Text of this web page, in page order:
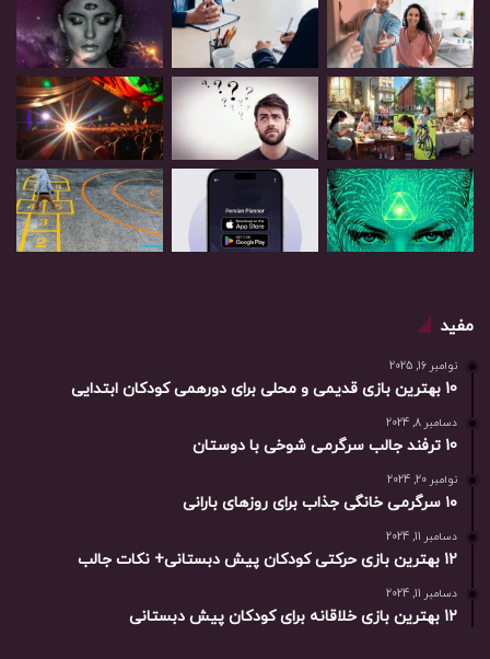
مفید
نوامبر 16, 2025
10 بهترین بازی‌ قدیمی و محلی برای دورهمی کودکان ابتدایی
دسامبر 8, 2024
10 ترفند جالب سرگرمی شوخی با دوستان
نوامبر 20, 2024
۱۰ سرگرمی خانگی جذاب برای روزهای بارانی
دسامبر 11, 2024
12 بهترین بازی حرکتی کودکان پیش دبستانی+ نکات جالب
دسامبر 11, 2024
12 بهترین بازی خلاقانه برای کودکان پیش دبستانی